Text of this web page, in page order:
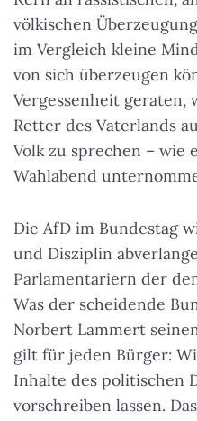
völkischen
im Vergleich kleine
von sich überzeugen
Vergessenheit geraten,
Retter des Vaterlands
Volk zu sprechen – wie
Wahlabend
Die AfD im Bundestag
und Disziplin
Parlamentariern der
Was der scheidende
Norbert Lammert
gilt für jeden Bürger:
Inhalte des politischen
vorschreiben lassen.